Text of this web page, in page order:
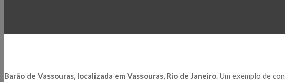
Barão de Vassouras, localizada em Vassouras, Rio de Janeiro. Um exemplo de